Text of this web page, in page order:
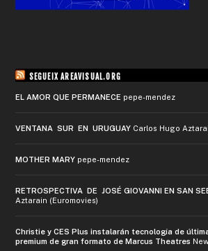
SEGUEIX AREAVISUAL.ORG
EL AMOR QUE PERMANECE pepe-mendez
VENTANA SUR EN URUGUAY Carlos Hugo
MOTHER MARY pepe-mendez
RETROSPECTIVA DE JOSÉ GIOVANNI EN SAN
Aztarain (Euromovies)
Christie y CES Plus instalarán tecnología de
premium de gran formato de Marcus Theatres